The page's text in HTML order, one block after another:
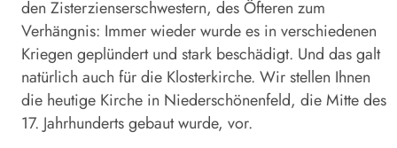
den Zisterzienserschwestern, des Öfteren zum
Verhängnis: Immer wieder wurde es in verschiedenen
Kriegen geplündert und stark beschädigt. Und das galt
natürlich auch für die Klosterkirche. Wir stellen Ihnen
die heutige Kirche in Niederschönenfeld, die Mitte des
17. Jahrhunderts gebaut wurde, vor.